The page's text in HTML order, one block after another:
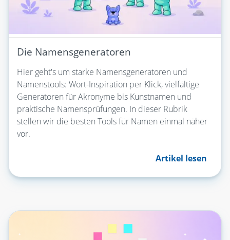
Die Namensgeneratoren
Hier geht's um starke Namensgeneratoren und
Namenstools: Wort-Inspiration per Klick, vielfältige
Generatoren für Akronyme bis Kunstnamen und
praktische Namensprüfungen. In dieser Rubrik
stellen wir die besten Tools für Namen einmal näher
vor.
Artikel lesen